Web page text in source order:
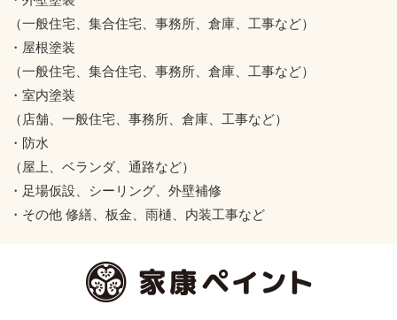
（一般住宅、集合住宅、事務所、倉庫、工事など）
・屋根塗装
（一般住宅、集合住宅、事務所、倉庫、工事など）
・室内塗装
（店舗、一般住宅、事務所、倉庫、工事など）
・防水
（屋上、ベランダ、通路など）
・足場仮設、シーリング、外壁補修
・その他 修繕、板金、雨樋、内装工事など